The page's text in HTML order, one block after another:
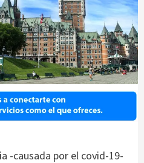
-causada por el covid-19-